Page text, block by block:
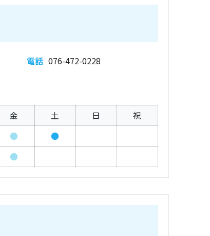
電話 076-472-0228
金 土 日 祝
● ●
●